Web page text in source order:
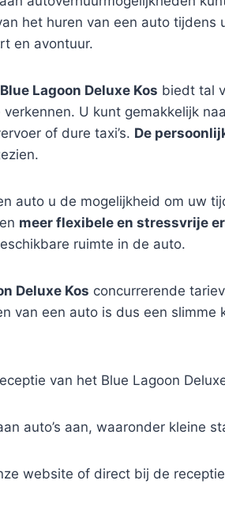
het huren van een auto
en avontuur.
Lagoon Deluxe Kos biedt tal
U kunt gemakkelijk
of dure taxi’s. De
auto u de mogelijkheid om uw
meer flexibele en stressvrije
ruimte in de auto.
Deluxe Kos concurrerende
van een auto is dus een
van het Blue Lagoon
auto’s aan, waaronder kleine
website of direct bij de